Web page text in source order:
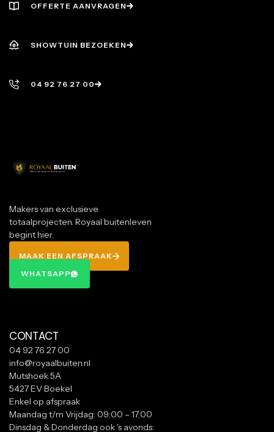
OFFERTE AANVRAGEN
SHOWTUIN BEZOEKEN
04 92 76 27 00
Makers van exclusieve
totaalprojecten. Royaal buitenleven
begint hier.
MAAK EEN AFSPRAAK
WHATSAPP
CONTACT
04 92 76 27 00
info@royaalbuiten.nl
Mutshoek 5A
5427 EV Boekel
Enkel op afspraak
Maandag t/m Vrijdag: 09:00 – 17:00
Dinsdag & Donderdag ook 's avonds: